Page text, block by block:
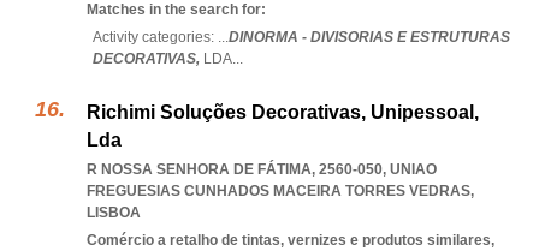
Matches in the search for:
Activity categories: ...DINORMA - DIVISORIAS E ESTRUTURAS
DECORATIVAS, LDA...
Richimi Soluções Decorativas, Unipessoal,
Lda
R NOSSA SENHORA DE FÁTIMA, 2560-050, UNIAO
FREGUESIAS CUNHADOS MACEIRA TORRES VEDRAS,
LISBOA
Comércio a retalho de tintas, vernizes e produtos similares,